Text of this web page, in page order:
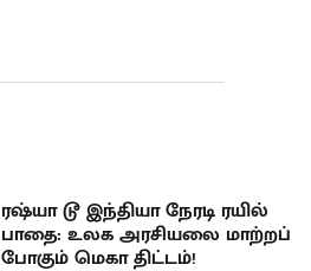
ரஷ்யா டூ இந்தியா நேரடி ரயில்
பாதை: உலக அரசியலை மாற்றப்
போகும் மெகா திட்டம்!